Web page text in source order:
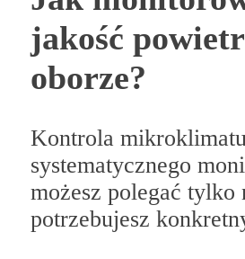
jakość
oborze?
Kontrola
systematycznego
możesz polegać
potrzebujesz